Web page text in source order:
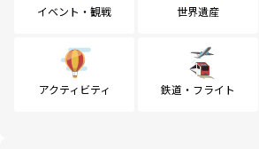
イベント・観戦 世界遺産
アクティビティ 鉄道・フライト